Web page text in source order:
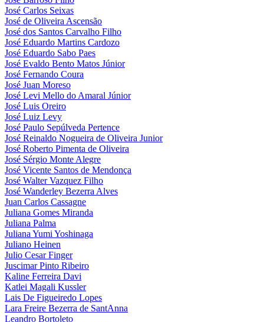
José Carlos Seixas
José de Oliveira Ascensão
José dos Santos Carvalho Filho
José Eduardo Martins Cardozo
José Eduardo Sabo Paes
José Evaldo Bento Matos Júnior
José Fernando Coura
José Juan Moreso
José Levi Mello do Amaral Júnior
José Luis Oreiro
José Luiz Levy
José Paulo Sepúlveda Pertence
José Reinaldo Nogueira de Oliveira Junior
José Roberto Pimenta de Oliveira
José Sérgio Monte Alegre
José Vicente Santos de Mendonça
José Walter Vazquez Filho
José Wanderley Bezerra Alves
Juan Carlos Cassagne
Juliana Gomes Miranda
Juliana Palma
Juliana Yumi Yoshinaga
Juliano Heinen
Julio Cesar Finger
Juscimar Pinto Ribeiro
Kaline Ferreira Davi
Katlei Magali Kussler
Lais De Figueiredo Lopes
Lara Freire Bezerra de SantAnna
Leandro Bortoleto